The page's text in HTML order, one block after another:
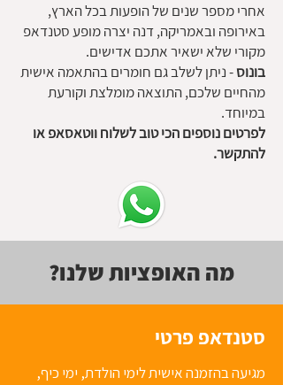
אחרי מספר שנים של הופעות בכל הארץ,
באירופה ובאמריקה, דנה יצרה מופע סטנדאפ
מקורי שלא ישאיר אתכם אדישים.
בונוס- ניתן לשלב גם חומרים בהתאמה אישית
מהחיים שלכם, התוצאה מומלצת וקורעת
במיוחד.
לפרטים נוספים הכי טוב לשלוח ווטאסאפ או
להתקשר.
מה האופציות שלנו?
סטנדאפ פרטי
מגיעה בהזמנה אישית לימי הולדת, ימי כיף,